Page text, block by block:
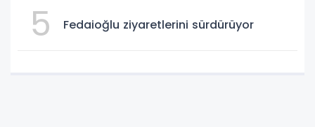
5 Fedaioğlu ziyaretlerini sürdürüyor